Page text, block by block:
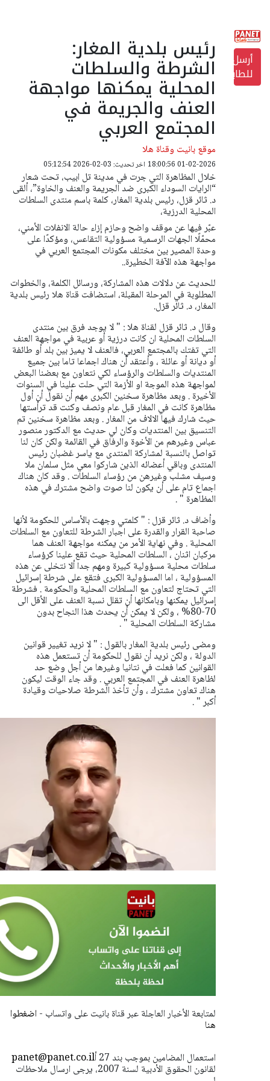
أرسل
للطابعة
رئيس بلدية المغار:
الشرطة والسلطات
المحلية يمكنها مواجهة
العنف والجريمة في
المجتمع العربي
موقع بانيت وقناة هلا
01-02-2026 18:00:56 اخر تحديث: 03-02-2026 05:12:54
خلال المظاهرة التي جرت في مدينة تل ابيب، تحت شعار
“الرايات السوداء الكبرى ضد الجريمة والعنف والخاوة”، ألقى
د. ثائر قزل، رئيس بلدية المغار، كلمة باسم منتدى السلطات
المحلية الدرزية،
عبّر فيها عن موقف واضح وحازم إزاء حالة الانفلات الأمني،
محمّلًا الجهات الرسمية مسؤولية التقاعس، ومؤكدًا على
وحدة المصير بين مختلف مكونات المجتمع العربي في
مواجهة هذه الآفة الخطيرة..
للحديث عن دلالات هذه المشاركة، ورسائل الكلمة، والخطوات
المطلوبة في المرحلة المقبلة، استضافت قناة هلا رئيس بلدية
المغار، د. ثائر قزل.
وقال د. ثائر قزل لقناة هلا : " لا يوجد فرق بين منتدى
السلطات المحلية ان كانت درزية أو عربية في مواجهة العنف
التي تفتك بالمجتمع العربي، فالعنف لا يميز بين بلد أو طائفة
أو ديانة أو عائلة ، وأعتقد أن هناك اجماعا تاما بين جميع
المنتديات والسلطات والرؤساء لكي نتعاون مع بعضنا البعض
لمواجهة هذه الموجة او الأزمة التي حلت علينا في السنوات
الأخيرة . وبعد مظاهرة سخنين الكبرى مهم أن نقول أن أول
مظاهرة كانت في المغار قبل عام ونصف وكنت قد ترأستها
حيث شارك فيها الالاف من المغار . وبعد مظاهرة سخنين تم
التنسيق بين المنتديات وكان لي حديث مع الدكتور منصور
عباس وغيرهم من الأخوة والرفاق في القائمة ولكن كان لنا
تواصل بالنسبة لمشاركة المنتدى مع ياسر غضبان رئيس
المنتدى وباقي أعضائه الذين شاركوا معي مثل سلمان ملا
وسيف مشلب وغيرهن من رؤساء السلطات . وقد كان هناك
اجماع تام على أن يكون لنا صوت واضح مشترك في هذه
المظاهرة " .
وأضاف د. ثائر قزل : " كلمتي وجهت بالأساس للحكومة لأنها
صاحبة القرار والقدرة على اجبار الشرطة للتعاون مع السلطات
المحلية . وفي نهاية الأمر من يمكنه مواجهة العنف هما
مركبان اثنان ، السلطات المحلية حيث تقع علينا كرؤساء
سلطات محلية مسؤولية كبيرة ومهم جدا ألا نتخلى عن هذه
المسؤولية ، اما المسؤولية الكبرى فتقع على شرطة إسرائيل
التي تحتاج لتعاون مع السلطات المحلية والحكومة . فشرطة
إسرائيل يمكنها وبامكانها أن تقلل نسبة العنف على الأقل الى
70-80% ، ولكن لا يمكن أن يحدث هذا النجاح بدون
مشاركة السلطات المحلية " .
ومضى رئيس بلدية المغار بالقول : " لا نريد تغيير قوانين
الدولة ، ولكن نريد أن نقول للحكومة أن تستعمل هذه
القوانين كما فعلت في نتانيا وغيرها من أجل وضع حد
لظاهرة العنف في المجتمع العربي . وقد جاء الوقت ليكون
هناك تعاون مشترك ، وأن تأخذ الشرطة صلاحيات وقيادة
أكبر " .
لمتابعة الأخبار العاجلة عبر قناة بانيت على واتساب - اضغطوا
هنا
panet@panet.co.ilاستعمال المضامين بموجب بند 27 أ
لقانون الحقوق الأدبية لسنة 2007، يرجى ارسال ملاحظات